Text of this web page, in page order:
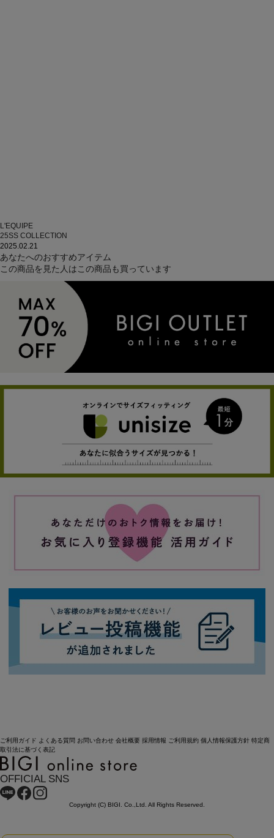
L'EQUIPE
25SS COLLECTION
2025.02.21
あなたへのおすすめアイテム
この商品を見た人はこの商品も買っています
ご利用ガイド よくある質問 お問い合わせ 会社概要 採用情報 ご利用規約 個人情報保護方針 特定商
取引法に基づく表記
OFFICIAL SNS
Copyright (C) BIGI. Co.,Ltd. All Rights Reserved.